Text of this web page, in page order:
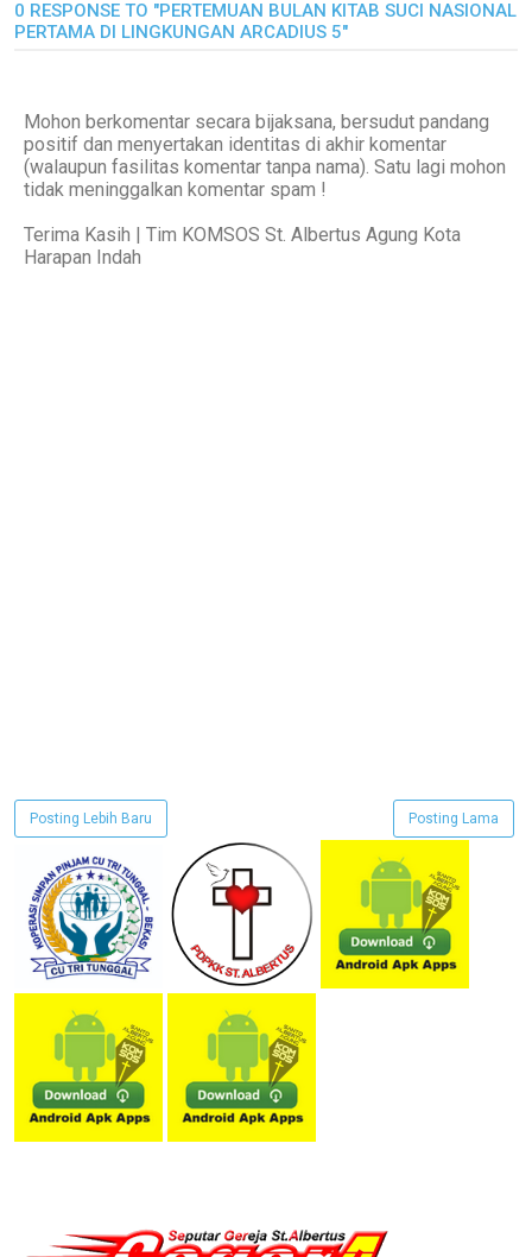
0 RESPONSE TO "PERTEMUAN BULAN KITAB SUCI NASIONAL
PERTAMA DI LINGKUNGAN ARCADIUS 5"
Mohon berkomentar secara bijaksana, bersudut pandang
positif dan menyertakan identitas di akhir komentar
(walaupun fasilitas komentar tanpa nama). Satu lagi mohon
tidak meninggalkan komentar spam !
Terima Kasih | Tim KOMSOS St. Albertus Agung Kota
Harapan Indah
Posting Lebih Baru Posting Lama